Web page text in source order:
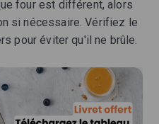
four est différent, alors
si nécessaire. Vérifiez le
pour éviter qu'il ne brûle.